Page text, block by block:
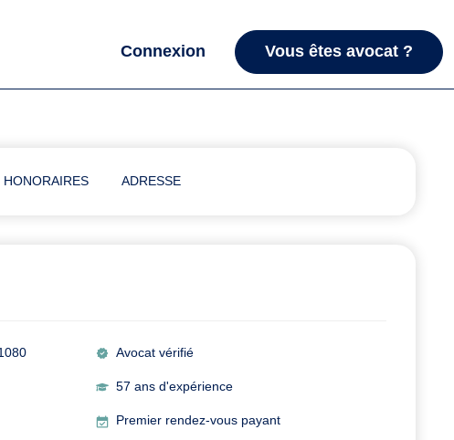
Connexion Vous êtes avocat ?
HONORAIRES ADRESSE
Avocat vérifié
57 ans d'expérience
Premier rendez-vous payant